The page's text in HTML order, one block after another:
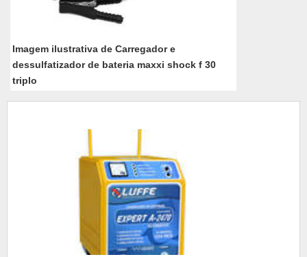
Imagem ilustrativa de Carregador e
dessulfatizador de bateria maxxi shock f 30
triplo